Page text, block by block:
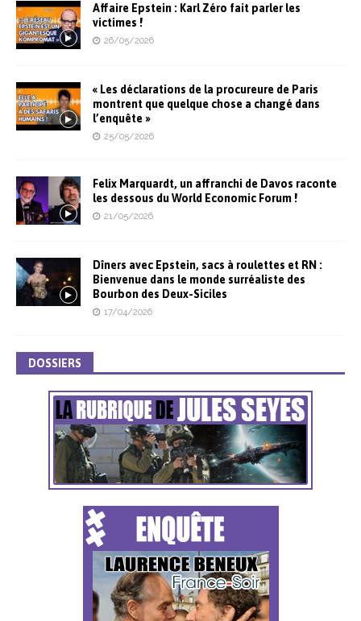
Affaire Epstein : Karl Zéro fait parler les
victimes !
26/05/2026
« Les déclarations de la procureure de Paris
montrent que quelque chose a changé dans
l’enquête »
25/05/2026
Felix Marquardt, un affranchi de Davos raconte
les dessous du World Economic Forum !
21/05/2026
Dîners avec Epstein, sacs à roulettes et RN :
Bienvenue dans le monde surréaliste des
Bourbon des Deux-Siciles
17/04/2026
DOSSIERS